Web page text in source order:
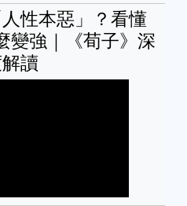
性本惡」？看懂
變強｜《荀子》深
讀